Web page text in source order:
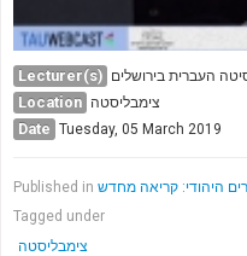
Lecturer(s) העברית בירושלים
Location צימבליסטה
Date Tuesday, 05 March 2019
Published in היהודי: קריאה מחדש
Tagged under
צימבליסטה